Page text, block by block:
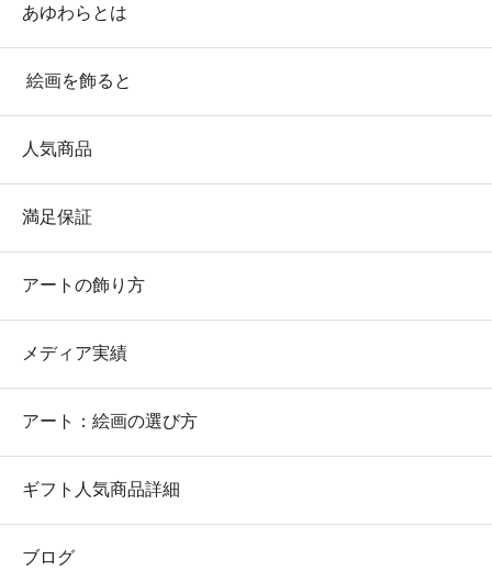
あゆわらとは
絵画を飾ると
人気商品
満足保証
アートの飾り方
メディア実績
アート：絵画の選び方
ギフト人気商品詳細
ブログ